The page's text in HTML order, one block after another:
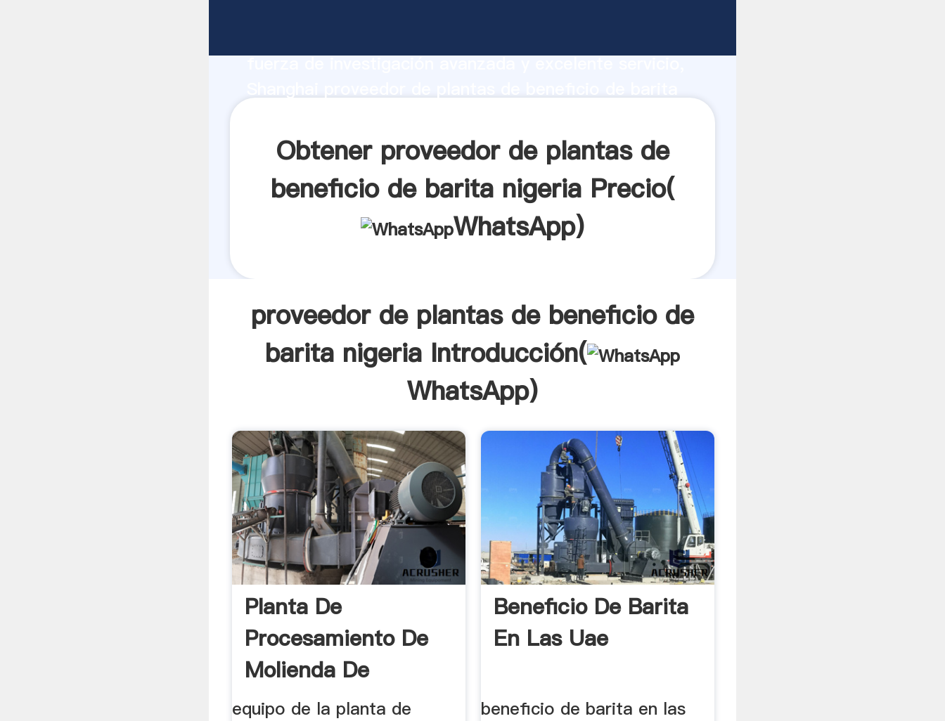
los clientes.
Obtener proveedor de plantas de
beneficio de barita nigeria Precio(
WhatsApp)
proveedor de plantas de beneficio de
barita nigeria Introducción(
WhatsApp)
Planta De
Procesamiento De
Molienda De
Bentonita China
equipo de la planta de
Beneficio De Barita
En Las Uae
beneficio de barita en las